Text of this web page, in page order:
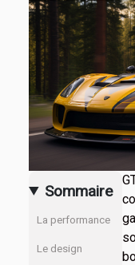
Sommaire
La performance
Le design